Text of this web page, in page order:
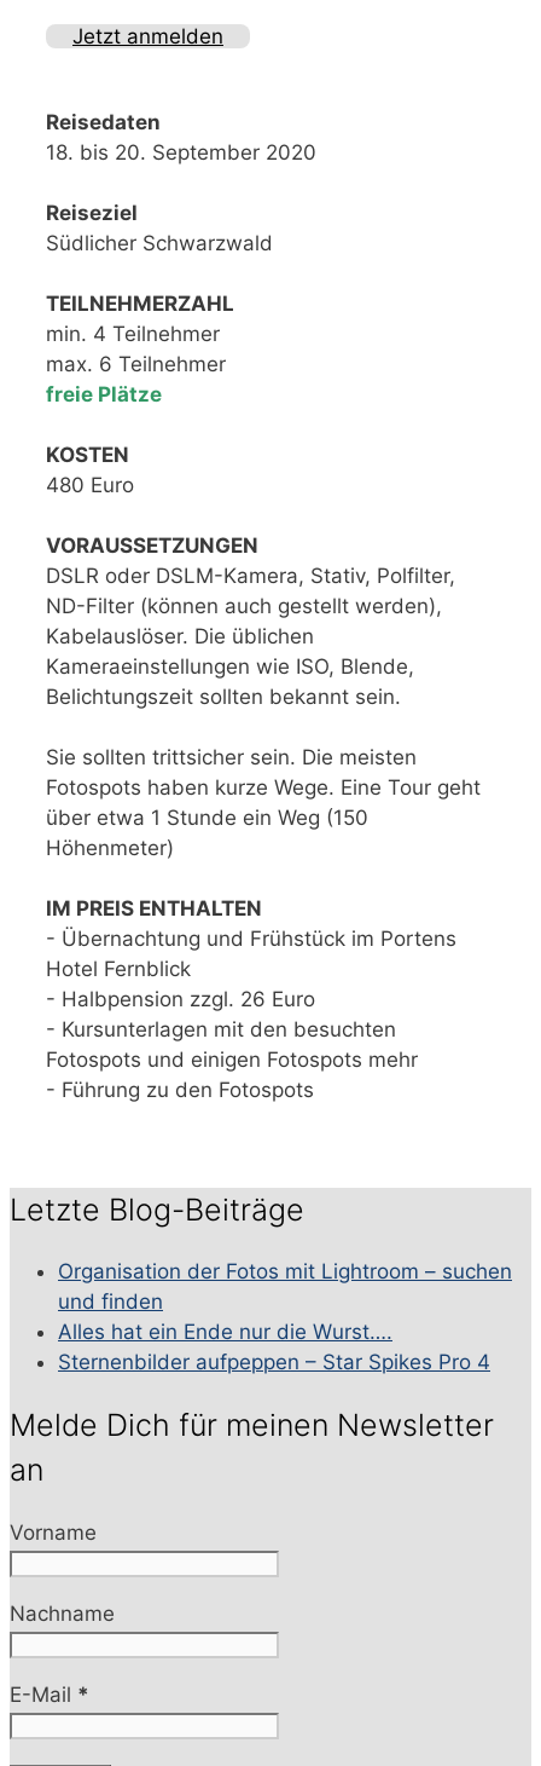
Jetzt anmelden
Reisedaten
18. bis 20. September 2020
Reiseziel
Südlicher Schwarzwald
TEILNEHMERZAHL
min. 4 Teilnehmer
max. 6 Teilnehmer
freie Plätze
KOSTEN
480 Euro
VORAUSSETZUNGEN
DSLR oder DSLM-Kamera, Stativ, Polfilter,
ND-Filter (können auch gestellt werden),
Kabelauslöser. Die üblichen
Kameraeinstellungen wie ISO, Blende,
Belichtungszeit sollten bekannt sein.
Sie sollten trittsicher sein. Die meisten
Fotospots haben kurze Wege. Eine Tour geht
über etwa 1 Stunde ein Weg (150
Höhenmeter)
IM PREIS ENTHALTEN
- Übernachtung und Frühstück im Portens
Hotel Fernblick
- Halbpension zzgl. 26 Euro
- Kursunterlagen mit den besuchten
Fotospots und einigen Fotospots mehr
- Führung zu den Fotospots
Letzte Blog-Beiträge
Organisation der Fotos mit Lightroom – suchen
und finden
Alles hat ein Ende nur die Wurst….
Sternenbilder aufpeppen – Star Spikes Pro 4
Melde Dich für meinen Newsletter
an
Vorname
Nachname
E-Mail *